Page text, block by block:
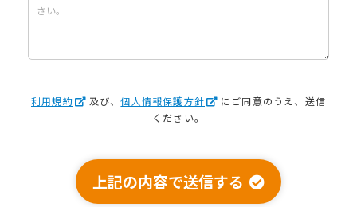
利用規約 及び、個人情報保護方針
にご同意のうえ、送信
ください。
上記の内容で送信する